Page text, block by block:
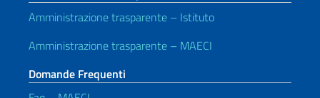
Amministrazione trasparente – Istituto
Amministrazione trasparente – MAECI
Domande Frequenti